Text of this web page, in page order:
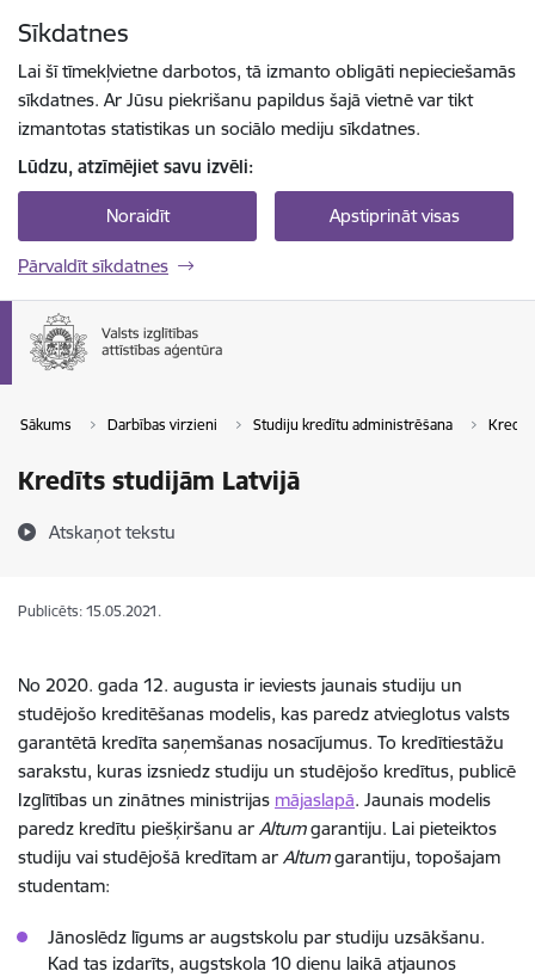
Sīkdatnes
Lai šī tīmekļvietne darbotos, tā izmanto obligāti nepieciešamās
sīkdatnes. Ar Jūsu piekrišanu papildus šajā vietnē var tikt
izmantotas statistikas un sociālo mediju sīkdatnes.
Lūdzu, atzīmējiet savu izvēli:
Noraidīt Apstiprināt visas
Pārvaldīt sīkdatnes
Sākums Darbības virzieni Studiju kredītu administrēšana
Kredīts studijām Latvijā
Atskaņot tekstu
Publicēts: 15.05.2021.
No 2020. gada 12. augusta ir ieviests jaunais studiju un
studējošo kreditēšanas modelis, kas paredz atvieglotus valsts
garantētā kredīta saņemšanas nosacījumus. To kredītiestāžu
sarakstu, kuras izsniedz studiju un studējošo kredītus, publicē
Izglītības un zinātnes ministrijas mājaslapā. Jaunais modelis
paredz kredītu piešķiršanu ar Altumgarantiju. Lai pieteiktos
studiju vai studējošā kredītam ar Altumgarantiju, topošajam
studentam:
Jānoslēdz līgums ar augstskolu par studiju uzsākšanu.
Kad tas izdarīts, augstskola 10 dienu laikā atjaunos